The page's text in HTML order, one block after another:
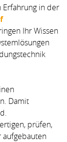
Erfahrung in der
Ihr Wissen
Damit
prüfen,